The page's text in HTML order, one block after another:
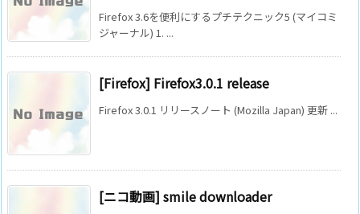
Firefox 3.6を便利にするプチテクニック5 (マイコミ
ジャーナル) 1. ...
[Firefox] Firefox3.0.1 release
Firefox 3.0.1 リリースノート (Mozilla Japan) 更新 ...
[ニコ動画] smile downloader